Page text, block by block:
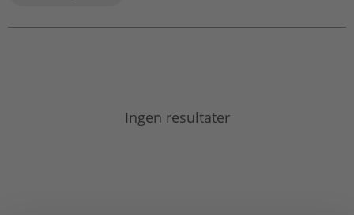
Ingen resultater